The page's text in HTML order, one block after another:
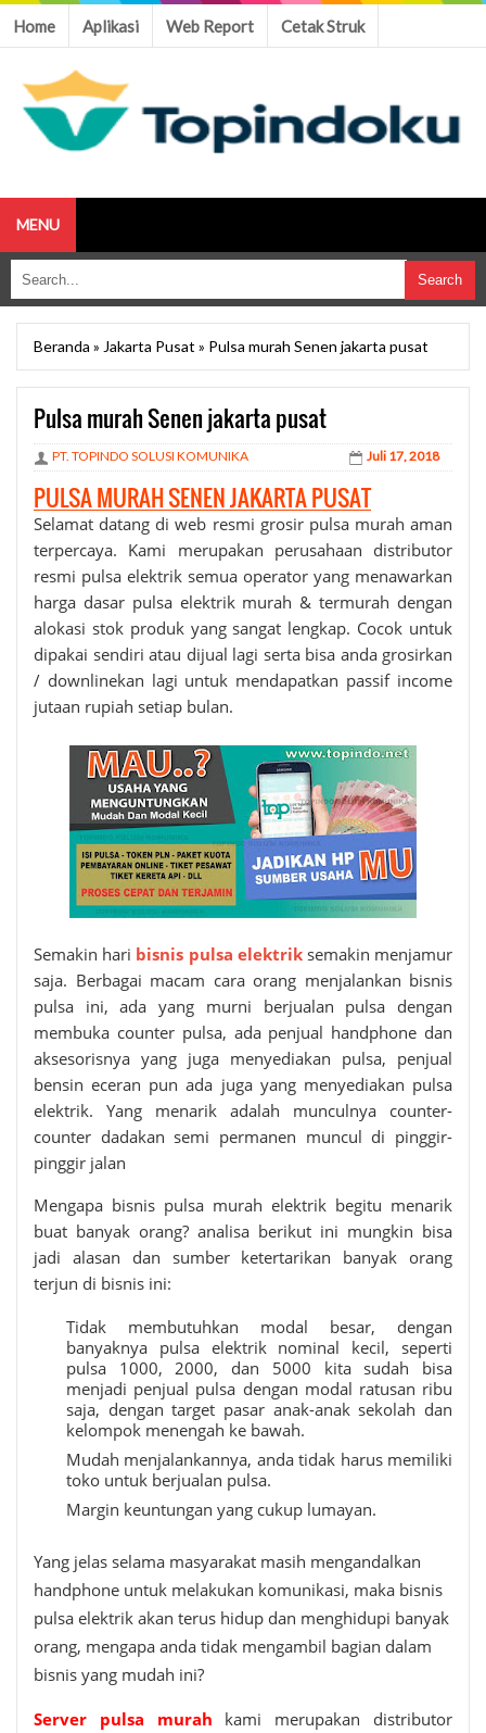
Home Aplikasi Web Report Cetak Struk
MENU
Beranda » Jakarta Pusat » Pulsa murah Senen jakarta pusat
Pulsa murah Senen jakarta pusat
PT. TOPINDO SOLUSI KOMUNIKA Juli 17, 2018
PULSA MURAH SENEN JAKARTA PUSAT
Selamat datang di web resmi grosir pulsa murah aman
terpercaya. Kami merupakan perusahaan distributor
resmi pulsa elektrik semua operator yang menawarkan
harga dasar pulsa elektrik murah & termurah dengan
alokasi stok produk yang sangat lengkap. Cocok untuk
dipakai sendiri atau dijual lagi serta bisa anda grosirkan
/ downlinekan lagi untuk mendapatkan passif income
jutaan rupiah setiap bulan.
Semakin hari bisnis pulsa elektriksemakin menjamur
saja. Berbagai macam cara orang menjalankan bisnis
pulsa ini, ada yang murni berjualan pulsa dengan
membuka counter pulsa, ada penjual handphone dan
aksesorisnya yang juga menyediakan pulsa, penjual
bensin eceran pun ada juga yang menyediakan pulsa
elektrik. Yang menarik adalah munculnya counter-
counter dadakan semi permanen muncul di pinggir-
pinggir jalan
Mengapa bisnis pulsa murah elektrik begitu menarik
buat banyak orang? analisa berikut ini mungkin bisa
jadi alasan dan sumber ketertarikan banyak orang
terjun di bisnis ini:
Tidak membutuhkan modal besar, dengan
banyaknya pulsa elektrik nominal kecil, seperti
pulsa 1000, 2000, dan 5000 kita sudah bisa
menjadi penjual pulsa dengan modal ratusan ribu
saja, dengan target pasar anak-anak sekolah dan
kelompok menengah ke bawah.
Mudah menjalankannya, anda tidak harus memiliki
toko untuk berjualan pulsa.
Margin keuntungan yang cukup lumayan.
Yang jelas selama masyarakat masih mengandalkan
handphone untuk melakukan komunikasi, maka bisnis
pulsa elektrik akan terus hidup dan menghidupi banyak
orang, mengapa anda tidak mengambil bagian dalam
bisnis yang mudah ini?
Server pulsa murah kami merupakan distributor